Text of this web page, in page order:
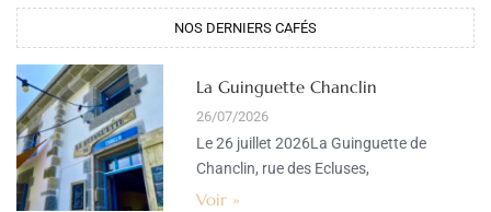
NOS DERNIERS CAFÉS​
La Guinguette Chanclin
26/07/2026
Le 26 juillet 2026La Guinguette de
Chanclin, rue des Ecluses,
Voir »